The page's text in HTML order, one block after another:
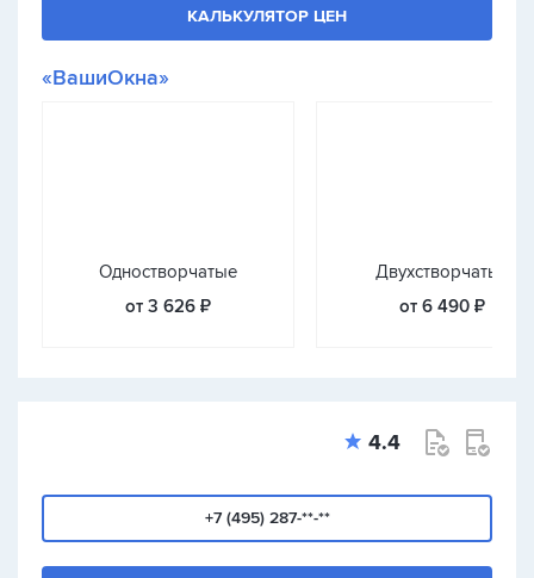
КАЛЬКУЛЯТОР ЦЕН
«ВашиОкна»
Одностворчатые
от 3 626 ₽
Двухстворчатые
от 6 490 ₽
4.4
+7 (495) 287-**-**